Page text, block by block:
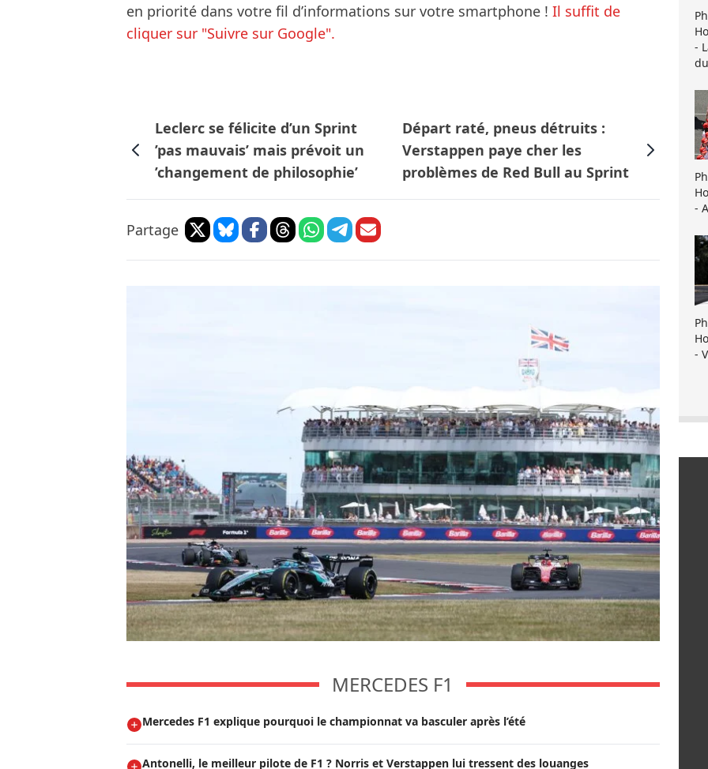
en priorité dans votre fil d’informations sur votre smartphone ! Il suffit de
cliquer sur "Suivre sur Google".
Leclerc se félicite d’un Sprint
’pas mauvais’ mais prévoit un
’changement de philosophie’
Départ raté, pneus détruits :
Verstappen paye cher les
problèmes de Red Bull au Sprint
Partage
MERCEDES F1
Mercedes F1 explique pourquoi le championnat va basculer après l’été
Antonelli, le meilleur pilote de F1 ? Norris et Verstappen lui tressent des louanges
-
-
-